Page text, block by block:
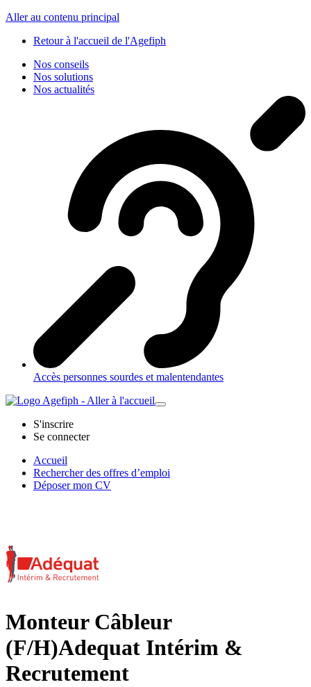
Aller au contenu principal
Retour à l'accueil de l'Agefiph
Nos conseils
Nos solutions
Nos actualités
Accès personnes sourdes et malentendantes
S'inscrire
Se connecter
Accueil
Rechercher des offres d’emploi
Déposer mon CV
Monteur Câbleur
(F/H)Adequat Intérim &
Recrutement